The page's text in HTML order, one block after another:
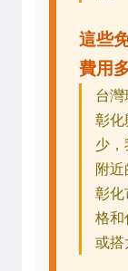
這些
費用
台灣
彰化
少，
附近
彰化
格和
或搭